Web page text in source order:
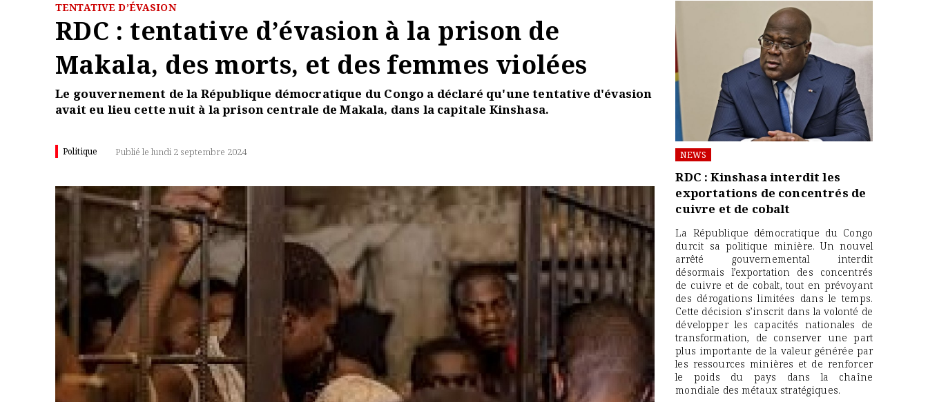
TENTATIVE D’ÉVASION
RDC : tentative d’évasion à la prison de
Makala, des morts, et des femmes violées
Le gouvernement de la République démocratique du Congo a déclaré qu'une tentative d'évasion
avait eu lieu cette nuit à la prison centrale de Makala, dans la capitale Kinshasa.
Politique Publié le lundi 2 septembre 2024 NEWS
RDC : Kinshasa interdit les
exportations de concentrés de
cuivre et de cobalt
La République démocratique du Congo
durcit sa politique minière. Un nouvel
arrêté gouvernemental interdit
désormais l’exportation des concentrés
de cuivre et de cobalt, tout en prévoyant
des dérogations limitées dans le temps.
Cette décision s’inscrit dans la volonté de
développer les capacités nationales de
transformation, de conserver une part
plus importante de la valeur générée par
les ressources minières et de renforcer
le poids du pays dans la chaîne
mondiale des métaux stratégiques.